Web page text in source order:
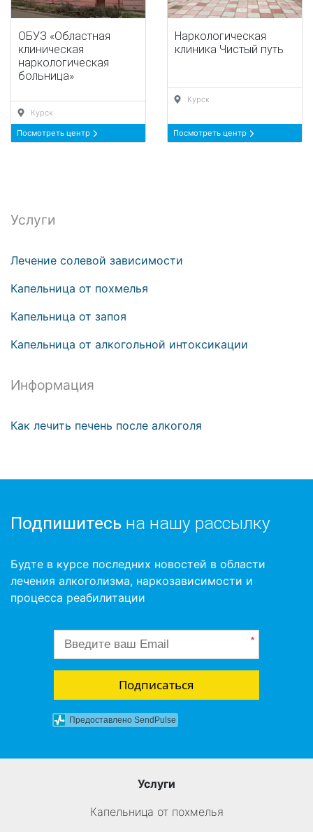
ОБУЗ «Областная
клиническая
наркологическая
больница»
Курск
Посмотреть центр
Наркологическая
клиника Чистый путь
Курск
Посмотреть центр
Услуги
Лечение солевой зависимости
Капельница от похмелья
Капельница от запоя
Капельница от алкогольной интоксикации
Информация
Как лечить печень после алкоголя
Подпишитесь на нашу рассылку
Будте в курсе последних новостей в области
лечения алкоголизма, наркозависимости и
процесса реабилитации
*
Подписаться
Предоставлено SendPulse
Услуги
Капельница от похмелья